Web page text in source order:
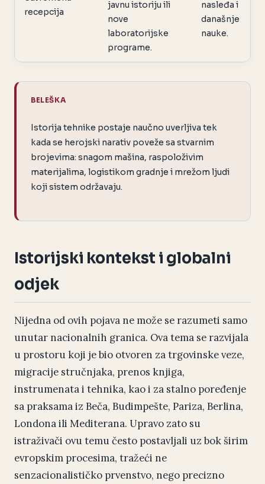
recepcija
javnu istoriju ili
nove
laboratorijske
programe.
nasleđa i
današnje
nauke.
BELEŠKA
Istorija tehnike postaje naučno uverljiva tek
kada se herojski narativ poveže sa stvarnim
brojevima: snagom mašina, raspoloživim
materijalima, logistikom gradnje i mrežom ljudi
koji sistem održavaju.
Istorijski kontekst i globalni
odjek
Nijedna od ovih pojava ne može se razumeti samo
unutar nacionalnih granica. Ova tema se razvijala
u prostoru koji je bio otvoren za trgovinske veze,
migracije stručnjaka, prenos knjiga,
instrumenata i tehnika, kao i za stalno poređenje
sa praksama iz Beča, Budimpešte, Pariza, Berlina,
Londona ili Mediterana. Upravo zato su
istraživači ovu temu često postavljali uz bok širim
evropskim procesima, tražeći ne
senzacionalističko prvenstvo, nego precizno